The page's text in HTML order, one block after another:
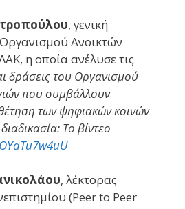
, γενική
Ανοικτών
η οποία ανέλυσε τις
δράσεις του Οργανισμού
που συμβάλλουν
των ψηφιακών κοινών
Το βίντεο
, λέκτορας
(Peer to Peer